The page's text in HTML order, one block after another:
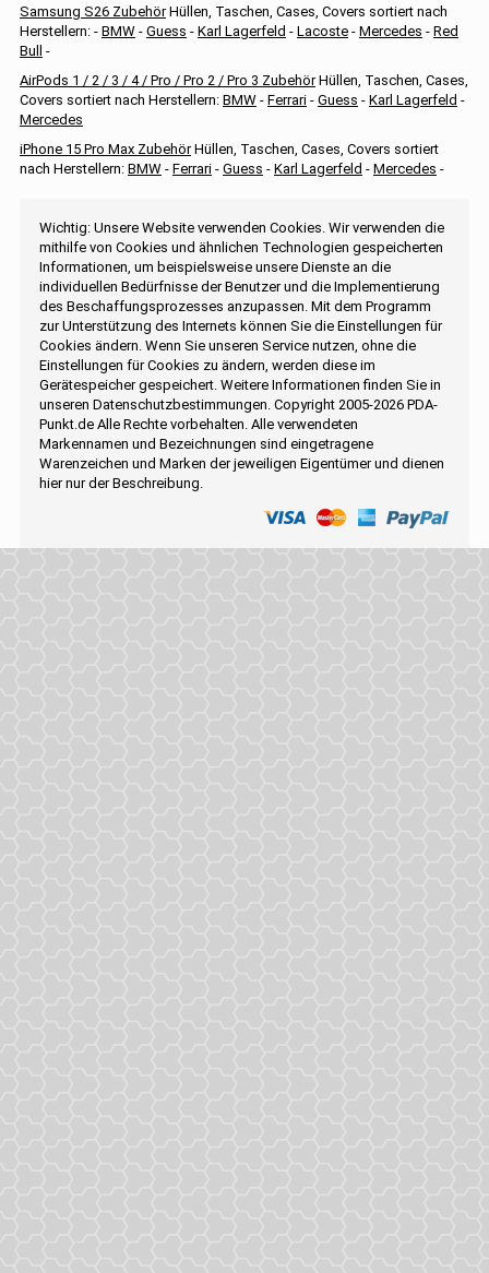
Samsung S26 ZubehörHüllen, Taschen, Cases, Covers sortiert nach
Herstellern: - BMW - Guess - Karl Lagerfeld - Lacoste - Mercedes - Red
Bull
-
AirPods 1 / 2 / 3 / 4 / Pro / Pro 2 / Pro 3 ZubehörHüllen, Taschen, Cases,
Covers sortiert nach Herstellern: BMW - Ferrari - Guess - Karl Lagerfeld -
Mercedes
iPhone 15 Pro Max ZubehörHüllen, Taschen, Cases, Covers sortiert
nach Herstellern: BMW - Ferrari - Guess - Karl Lagerfeld - Mercedes -
Wichtig: Unsere Website verwenden Cookies. Wir verwenden die
mithilfe von Cookies und ähnlichen Technologien gespeicherten
Informationen, um beispielsweise unsere Dienste an die
individuellen Bedürfnisse der Benutzer und die Implementierung
des Beschaffungsprozesses anzupassen. Mit dem Programm
zur Unterstützung des Internets können Sie die Einstellungen für
Cookies ändern. Wenn Sie unseren Service nutzen, ohne die
Einstellungen für Cookies zu ändern, werden diese im
Gerätespeicher gespeichert. Weitere Informationen finden Sie in
unseren Datenschutzbestimmungen. Copyright 2005-2026 PDA-
Punkt.de Alle Rechte vorbehalten. Alle verwendeten
Markennamen und Bezeichnungen sind eingetragene
Warenzeichen und Marken der jeweiligen Eigentümer und dienen
hier nur der Beschreibung.